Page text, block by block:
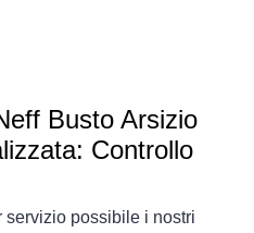
Busto Arsizio
Controllo
servizio possibile i nostri